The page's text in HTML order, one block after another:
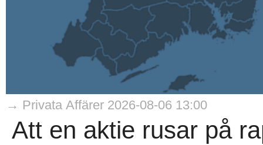
→ Privata Affärer 2026-08-06 13:00
Att en aktie rusar på